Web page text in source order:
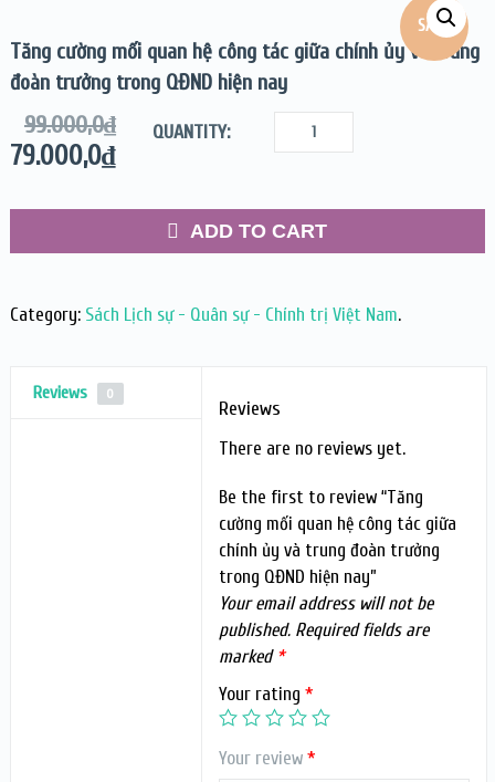
SALE!
Tăng cường mối quan hệ công tác giữa chính ủy và trung
đoàn trưởng trong QĐND hiện nay
99.000,0₫
79.000,0₫
QUANTITY:
ADD TO CART
Category: Sách Lịch sự - Quân sự - Chính trị Việt Nam.
Reviews 0
Reviews
There are no reviews yet.
Be the first to review “Tăng
cường mối quan hệ công tác giữa
chính ủy và trung đoàn trưởng
trong QĐND hiện nay”
Your email address will not be
published. Required fields are
marked *
Your rating*
Your review*